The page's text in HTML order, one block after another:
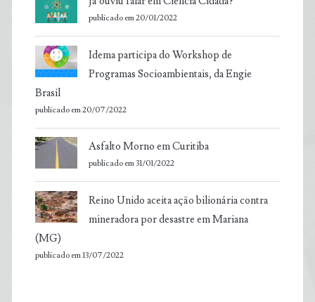
publicado em 20/01/2022
Idema participa do Workshop de
Programas Socioambientais, da Engie
Brasil
publicado em 20/07/2022
Asfalto Morno em Curitiba
publicado em 31/01/2022
Reino Unido aceita ação bilionária contra
mineradora por desastre em Mariana
(MG)
publicado em 13/07/2022